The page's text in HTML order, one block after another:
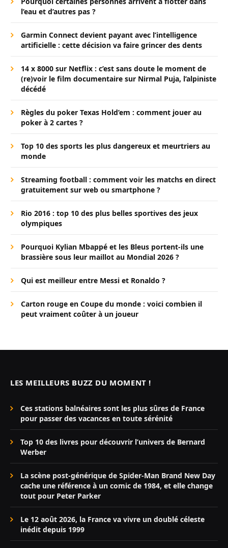
l’eau et d’autres pas ?
Garmin Connect devient payant avec l’intelligence
artificielle : cette décision va faire grincer des dents
14 x 8000 sur Netflix : c’est sans doute le moment de
(re)voir le film documentaire sur Nirmal Puja, l’alpiniste
décédé
Règles du poker Texas Hold’em : comment jouer au
poker à 2 cartes ?
Top 10 des sports les plus dangereux et meurtriers au
monde
Streaming football : comment voir les matchs en direct
gratuitement sur web ou smartphone ?
Rio 2016 : top 10 des plus belles sportives des jeux
olympiques
Pourquoi Kylian Mbappé et les Bleus portent-ils une
brassière sous leur maillot au Mondial 2026 ?
Qui est meilleur entre Messi et Ronaldo ?
Carton rouge en Coupe du monde : voici combien il
peut vraiment coûter à un joueur
LES MEILLEURS BUZZ DU MOMENT !
Ces stations balnéaires sont les plus sûres de France
pour passer des vacances en toute sérénité
Top 10 des livres pour découvrir l’univers de Bernard
Werber
La scène post-générique de Spider-Man Brand New Day
cache une référence à un comic de 1984, et elle change
tout pour Peter Parker
Le 12 août 2026, la France va vivre un doublé céleste
inédit depuis 1999